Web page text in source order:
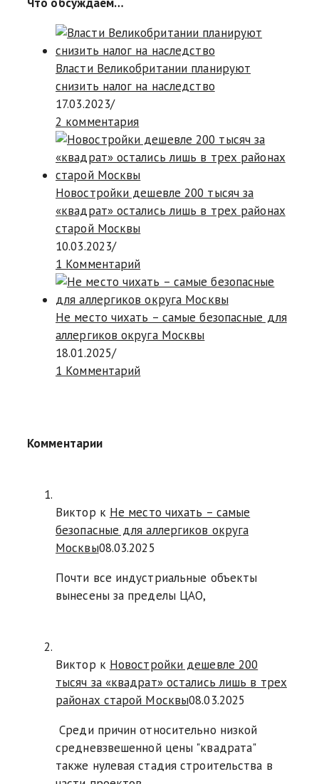
Власти Великобритании планируют
снизить налог на наследство
17.03.2023/
2 комментария
Новостройки дешевле 200 тысяч за
«квадрат» остались лишь в трех районах
старой Москвы
10.03.2023/
1 Комментарий
Не место чихать – самые безопасные для
аллергиков округа Москвы
18.01.2025/
1 Комментарий
Комментарии
Виктор к Не место чихать – самые
безопасные для аллергиков округа
Москвы08.03.2025
Почти все индустриальные объекты
вынесены за пределы ЦАО,
Виктор к Новостройки дешевле 200
тысяч за «квадрат» остались лишь в трех
районах старой Москвы08.03.2025
Среди причин относительно низкой
средневзвешенной цены "квадрата"
также нулевая стадия строительства в